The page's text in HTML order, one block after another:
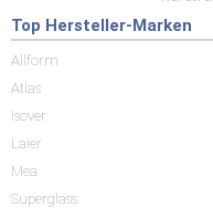
Top Hersteller-Marken
Allform
Atlas
Isover
Laier
Mea
Superglass